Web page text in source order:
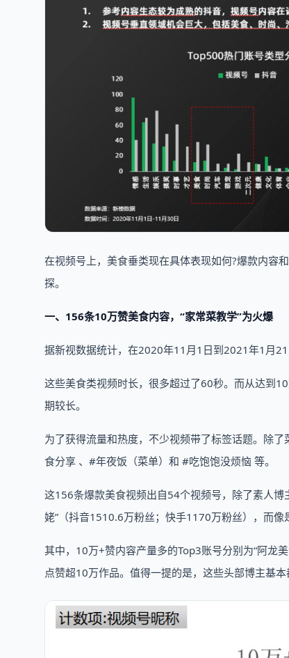
在视频号上，美食垂类现在具体表现如何?爆款内容
探。
一、156条10万赞美食内容，“家常菜教学”为火爆
据新视数据统计，在2020年11月1日到2021年1月
这些美食类视频时长，很多超过了60秒。而从达到
期较长。
为了获得流量和热度，不少视频带了标签话题。除
食分享 、#年夜饭（菜单）和 #吃饱饱没烦恼 等。
这156条爆款美食视频出自54个视频号，除了素人博
姥”（抖音1510.6万粉丝；快手1170万粉丝），而像
其中，10万+赞内容产量多的Top3账号分别为“阿龙
点赞超10万作品。值得一提的是，这些头部博主基本